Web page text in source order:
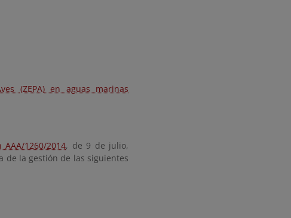
(ZEPA) en aguas marinas
AAA/1260/2014, de 9 de julio,
de la gestión de las siguientes